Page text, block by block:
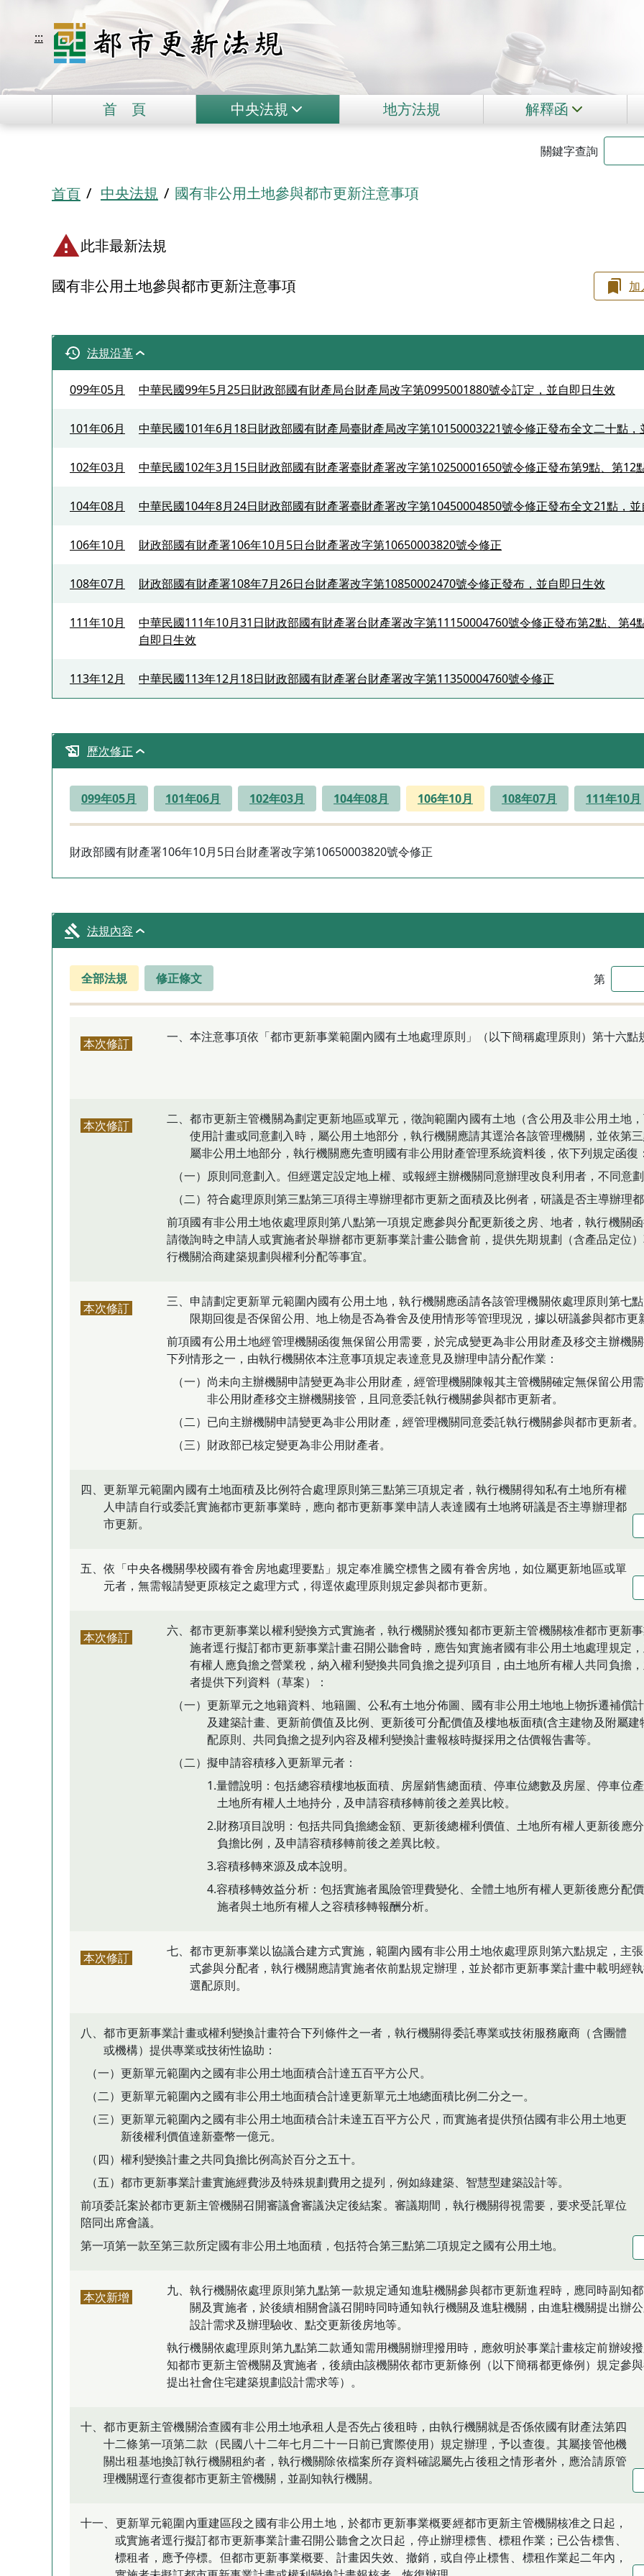
:::
都市更新法規
首 頁 中央法規 地方法規 解釋函
關鍵字查詢
首頁 中央法規 國有非公用土地參與都市更新注意事項
此非最新法規
國有非公用土地參與都市更新注意事項 加
法規沿革
099年05月 中華民國99年5月25日財政部國有財產局台財產局改字第0995001880號令訂定，並自即日生效
101年06月 中華民國101年6月18日財政部國有財產局臺財產局改字第10150003221號令修正發布全文二十點，
102年03月 中華民國102年3月15日財政部國有財產署臺財產署改字第10250001650號令修正發布第9點、第12
104年08月 中華民國104年8月24日財政部國有財產署臺財產署改字第10450004850號令修正發布全文21點，
106年10月 財政部國有財產署106年10月5日台財產署改字第10650003820號令修正
108年07月 財政部國有財產署108年7月26日台財產署改字第10850002470號令修正發布，並自即日生效
111年10月
中華民國111年10月31日財政部國有財產署台財產署改字第11150004760號令修正發布第2點、第
自即日生效
113年12月 中華民國113年12月18日財政部國有財產署台財產署改字第11350004760號令修正
歷次修正
099年05月 101年06月 102年03月 104年08月 106年10月 108年07月 111年10月
財政部國有財產署106年10月5日台財產署改字第10650003820號令修正
法規內容
全部法規 修正條文 第
本次修訂 一、本注意事項依「都市更新事業範圍內國有土地處理原則」（以下簡稱處理原則）第十六點
本次修訂
二、都市更新主管機關為劃定更新地區或單元，徵詢範圍內國有土地（含公用及非公用土地
使用計畫或同意劃入時，屬公用土地部分，執行機關應請其逕洽各該管理機關，並依第三
屬非公用土地部分，執行機關應先查明國有非公用財產管理系統資料後，依下列規定函復：
（一）原則同意劃入。但經選定設定地上權、或報經主辦機關同意辦理改良利用者，不同意劃
（二）符合處理原則第三點第三項得主導辦理都市更新之面積及比例者，研議是否主導辦理都
前項國有非公用土地依處理原則第八點第一項規定應參與分配更新後之房、地者，執行機關
請徵詢時之申請人或實施者於舉辦都市更新事業計畫公聽會前，提供先期規劃（含產品定位
行機關洽商建築規劃與權利分配等事宜。
本次修訂
三、申請劃定更新單元範圍內國有公用土地，執行機關應函請各該管理機關依處理原則第七
限期回復是否保留公用、地上物是否為眷舍及使用情形等管理現況，據以研議參與都市更
前項國有公用土地經管理機關函復無保留公用需要，於完成變更為非公用財產及移交主辦機
下列情形之一，由執行機關依本注意事項規定表達意見及辦理申請分配作業：
（一）尚未向主辦機關申請變更為非公用財產，經管理機關陳報其主管機關確定無保留公用
非公用財產移交主辦機關接管，且同意委託執行機關參與都市更新者。
（二）已向主辦機關申請變更為非公用財產，經管理機關同意委託執行機關參與都市更新者。
（三）財政部已核定變更為非公用財產者。
四、更新單元範圍內國有土地面積及比例符合處理原則第三點第三項規定者，執行機關得知私有土地所有權
人申請自行或委託實施都市更新事業時，應向都市更新事業申請人表達國有土地將研議是否主導辦理都
市更新。
五、依「中央各機關學校國有眷舍房地處理要點」規定奉准騰空標售之國有眷舍房地，如位屬更新地區或單
元者，無需報請變更原核定之處理方式，得逕依處理原則規定參與都市更新。
本次修訂
六、都市更新事業以權利變換方式實施者，執行機關於獲知都市更新主管機關核准都市更新
施者逕行擬訂都市更新事業計畫召開公聽會時，應告知實施者國有非公用土地處理規定
有權人應負擔之營業稅，納入權利變換共同負擔之提列項目，由土地所有權人共同負擔
者提供下列資料（草案）：
（一）更新單元之地籍資料、地籍圖、公私有土地分佈圖、國有非公用土地地上物拆遷補償
及建築計畫、更新前價值及比例、更新後可分配價值及樓地板面積(含主建物及附屬建
配原則、共同負擔之提列內容及權利變換計畫報核時擬採用之估價報告書等。
（二）擬申請容積移入更新單元者：
1.量體說明：包括總容積樓地板面積、房屋銷售總面積、停車位總數及房屋、停車位
土地所有權人土地持分，及申請容積移轉前後之差異比較。
2.財務項目說明：包括共同負擔總金額、更新後總權利價值、土地所有權人更新後應
負擔比例，及申請容積移轉前後之差異比較。
3.容積移轉來源及成本說明。
4.容積移轉效益分析：包括實施者風險管理費變化、全體土地所有權人更新後應分配
施者與土地所有權人之容積移轉報酬分析。
本次修訂
七、都市更新事業以協議合建方式實施，範圍內國有非公用土地依處理原則第六點規定，主
式參與分配者，執行機關應請實施者依前點規定辦理，並於都市更新事業計畫中載明經
選配原則。
八、都市更新事業計畫或權利變換計畫符合下列條件之一者，執行機關得委託專業或技術服務廠商（含團體
或機構）提供專業或技術性協助：
（一）更新單元範圍內之國有非公用土地面積合計達五百平方公尺。
（二）更新單元範圍內之國有非公用土地面積合計達更新單元土地總面積比例二分之一。
（三）更新單元範圍內之國有非公用土地面積合計未達五百平方公尺，而實施者提供預估國有非公用土地更
新後權利價值達新臺幣一億元。
（四）權利變換計畫之共同負擔比例高於百分之五十。
（五）都市更新事業計畫實施經費涉及特殊規劃費用之提列，例如綠建築、智慧型建築設計等。
前項委託案於都市更新主管機關召開審議會審議決定後結案。審議期間，執行機關得視需要，要求受託單位
陪同出席會議。
第一項第一款至第三款所定國有非公用土地面積，包括符合第三點第二項規定之國有公用土地。
本次新增
九、執行機關依處理原則第九點第一款規定通知進駐機關參與都市更新進程時，應同時副知
關及實施者，於後續相關會議召開時同時通知執行機關及進駐機關，由進駐機關提出辦
設計需求及辦理驗收、點交更新後房地等。
執行機關依處理原則第九點第二款通知需用機關辦理撥用時，應敘明於事業計畫核定前辦竣
知都市更新主管機關及實施者，後續由該機關依都市更新條例（以下簡稱都更條例）規定參
提出社會住宅建築規劃設計需求等）。
十、都市更新主管機關洽查國有非公用土地承租人是否先占後租時，由執行機關就是否係依國有財產法第四
十二條第一項第二款（民國八十二年七月二十一日前已實際使用）規定辦理，予以查復。其屬接管他機
關出租基地換訂執行機關租約者，執行機關除依檔案所存資料確認屬先占後租之情形者外，應洽請原管
理機關逕行查復都市更新主管機關，並副知執行機關。
十一、更新單元範圍內重建區段之國有非公用土地，於都市更新事業概要經都市更新主管機關核准之日起，
或實施者逕行擬訂都市更新事業計畫召開公聽會之次日起，停止辦理標售、標租作業；已公告標售、
標租者，應予停標。但都市更新事業概要、計畫因失效、撤銷，或自停止標售、標租作業起二年內，